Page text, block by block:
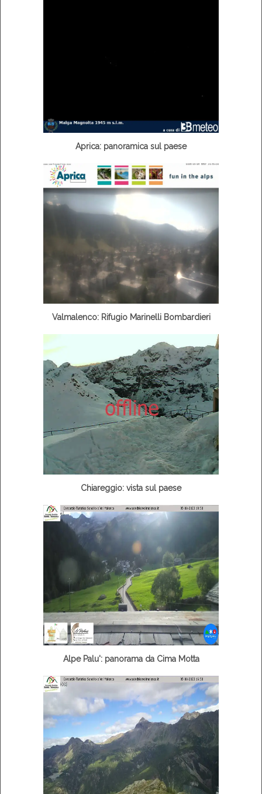
Aprica: panoramica sul paese
Valmalenco: Rifugio Marinelli Bombardieri
Chiareggio: vista sul paese
Alpe Palu': panorama da Cima Motta